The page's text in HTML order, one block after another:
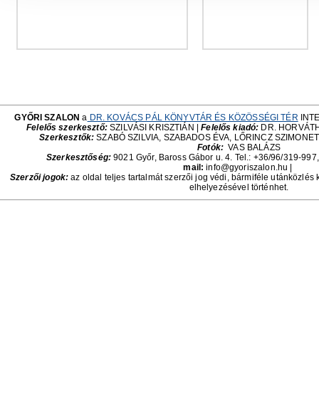
GYŐRI SZALON a DR. KOVÁCS PÁL KÖNYVTÁR ÉS KÖZÖSSÉGI TÉR
Felelős szerkesztő:SZILVÁSI KRISZTIÁN | Felelős kiadó: DR.
Szerkesztők:SZABÓ SZILVIA, SZABADOS ÉVA, LŐRINCZ
Fotók: VAS BALÁZS
Szerkesztőség: 9021 Győr, Baross Gábor u. 4. Tel.: +36/96/319-
mail: info@gyoriszalon.hu |
Szerzői jogok: az oldal teljes tartalmát szerzői jog védi, bármiféle
elhelyezésével történhet.